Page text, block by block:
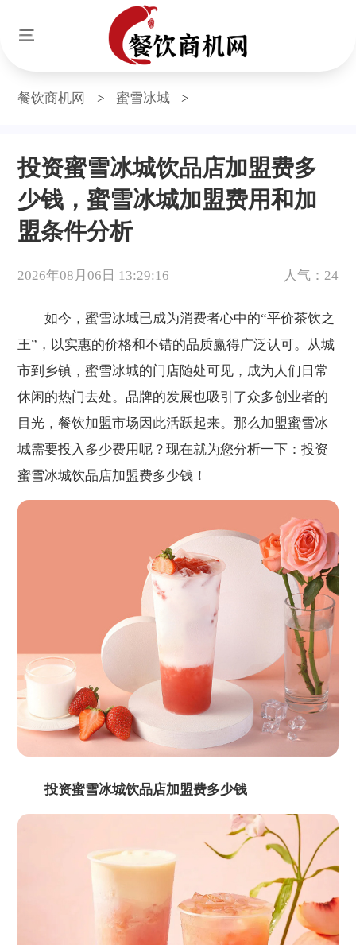
餐饮商机网 > 蜜雪冰城 >
投资蜜雪冰城饮品店加盟费多
少钱，蜜雪冰城加盟费用和加
盟条件分析
2026年08月06日 13:29:16 人气：24
如今，蜜雪冰城已成为消费者心中的“平价茶饮之
王”，以实惠的价格和不错的品质赢得广泛认可。从城
市到乡镇，蜜雪冰城的门店随处可见，成为人们日常
休闲的热门去处。品牌的发展也吸引了众多创业者的
目光，餐饮加盟市场因此活跃起来。那么加盟蜜雪冰
城需要投入多少费用呢？现在就为您分析一下：投资
蜜雪冰城饮品店加盟费多少钱！
投资蜜雪冰城饮品店加盟费多少钱